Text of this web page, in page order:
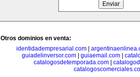
Otros dominios en venta:
identidadempresarial.com
guiadelinversor.com| guiaemail.com|
catalogosdetemporada.com|